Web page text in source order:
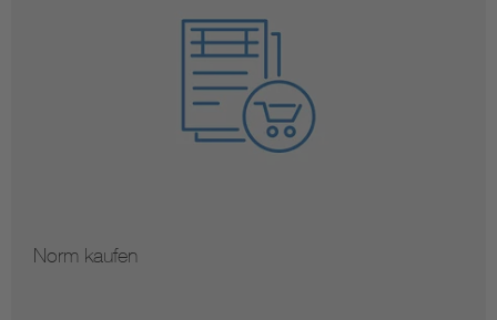
Norm kaufen